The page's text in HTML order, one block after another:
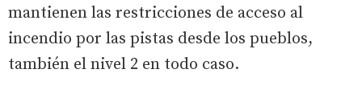
mantienen las restricciones de acceso al
incendio por las pistas desde los pueblos,
también el nivel 2 en todo caso.